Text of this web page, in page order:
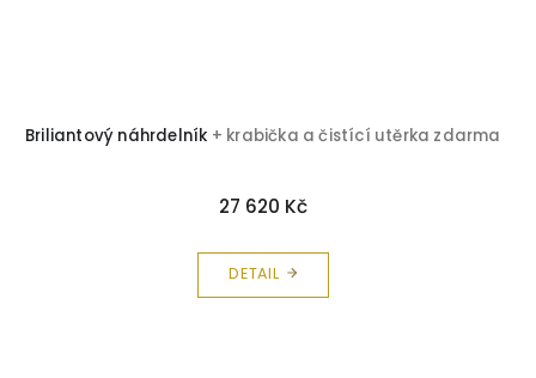
Briliantový náhrdelník + krabička a čistící utěrka zdarma
27 620 Kč
DETAIL